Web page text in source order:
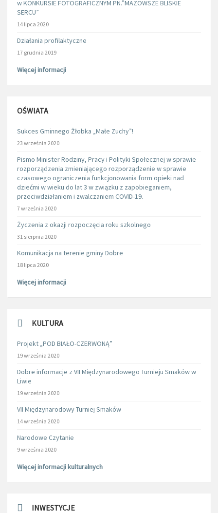
w KONKURSIE FOTOGRAFICZNYM PN.”MAZOWSZE BLISKIE
SERCU”
14 lipca 2020
Działania profilaktyczne
17 grudnia 2019
Więcej informacji
OŚWIATA
Sukces Gminnego Żłobka „Małe Zuchy”!
23 września 2020
Pismo Minister Rodziny, Pracy i Polityki Społecznej w sprawie
rozporządzenia zmieniającego rozporządzenie w sprawie
czasowego ograniczenia funkcjonowania form opieki nad
dziećmi w wieku do lat 3 w związku z zapobieganiem,
przeciwdziałaniem i zwalczaniem COVID-19.
7 września 2020
Życzenia z okazji rozpoczęcia roku szkolnego
31 sierpnia 2020
Komunikacja na terenie gminy Dobre
18 lipca 2020
Więcej informacji
KULTURA
Projekt „POD BIAŁO-CZERWONĄ”
19 września 2020
Dobre informacje z VII Międzynarodowego Turnieju Smaków w
Liwie
19 września 2020
VII Międzynarodowy Turniej Smaków
14 września 2020
Narodowe Czytanie
9 września 2020
Więcej informacji kulturalnych
INWESTYCJE